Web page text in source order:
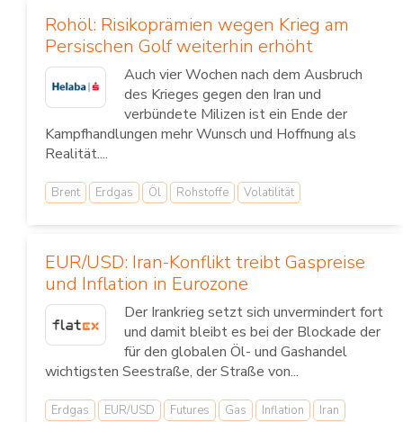
Rohöl: Risikoprämien wegen Krieg am
Persischen Golf weiterhin erhöht
Auch vier Wochen nach dem Ausbruch
des Krieges gegen den Iran und
verbündete Milizen ist ein Ende der
Kampfhandlungen mehr Wunsch und Hoffnung als
Realität....
Brent Erdgas Öl Rohstoffe Volatilität
EUR/USD: Iran-Konflikt treibt Gaspreise
und Inflation in Eurozone
Der Irankrieg setzt sich unvermindert fort
und damit bleibt es bei der Blockade der
für den globalen Öl- und Gashandel
wichtigsten Seestraße, der Straße von...
Erdgas EUR/USD Futures Gas Inflation Iran